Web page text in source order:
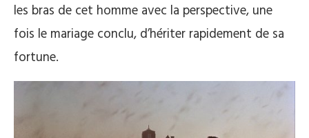
les bras de cet homme avec la perspective, une
fois le mariage conclu, d’hériter rapidement de sa
fortune.